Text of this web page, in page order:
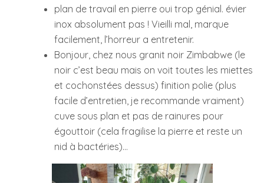
plan de travail en pierre oui trop génial. évier
inox absolument pas ! Vieilli mal, marque
facilement, l’horreur a entretenir.
Bonjour, chez nous granit noir Zimbabwe (le
noir c’est beau mais on voit toutes les miettes
et cochonstées dessus) finition polie (plus
facile d’entretien, je recommande vraiment)
cuve sous plan et pas de rainures pour
égouttoir (cela fragilise la pierre et reste un
nid à bactéries)…